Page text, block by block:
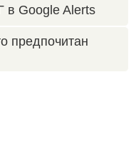
в Google Alerts
предпочитан